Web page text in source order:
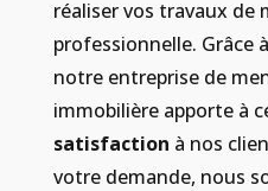
réaliser vos travaux de
professionnelle. Grâce
notre entreprise de
immobilière apporte à
satisfaction à nos
votre demande, nous